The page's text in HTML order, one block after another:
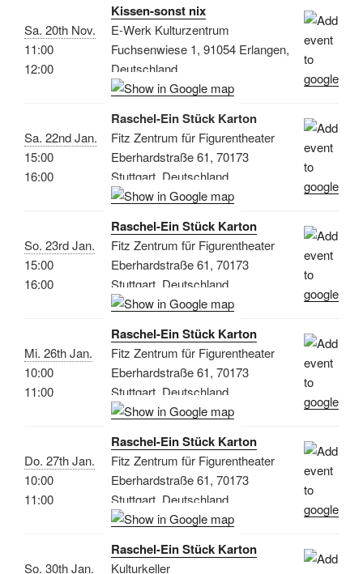
Sa. 20th Nov.
11:00
12:00
Kissen-sonst nix
E-Werk Kulturzentrum
Fuchsenwiese 1, 91054 Erlangen,
Deutschland
Sa. 22nd Jan.
15:00
16:00
Raschel-Ein Stück Karton
Fitz Zentrum für Figurentheater
Eberhardstraße 61, 70173
Stuttgart, Deutschland
So. 23rd Jan.
15:00
16:00
Raschel-Ein Stück Karton
Fitz Zentrum für Figurentheater
Eberhardstraße 61, 70173
Stuttgart, Deutschland
Mi. 26th Jan.
10:00
11:00
Raschel-Ein Stück Karton
Fitz Zentrum für Figurentheater
Eberhardstraße 61, 70173
Stuttgart, Deutschland
Do. 27th Jan.
10:00
11:00
Raschel-Ein Stück Karton
Fitz Zentrum für Figurentheater
Eberhardstraße 61, 70173
Stuttgart, Deutschland
So. 30th Jan.
Raschel-Ein Stück Karton
Kulturkeller